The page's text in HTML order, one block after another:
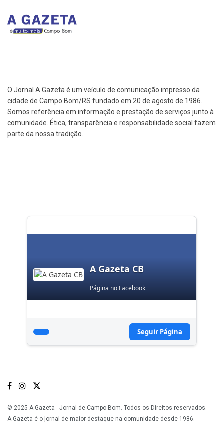
O Jornal A Gazeta é um veículo de comunicação impresso da
cidade de Campo Bom/RS fundado em 20 de agosto de 1986.
Somos referência em informação e prestação de serviços junto à
comunidade. Ética, transparência e responsabilidade social fazem
parte da nossa tradição.
A Gazeta CB
Página no Facebook
Seguir Página
© 2025 A Gazeta - Jornal de Campo Bom. Todos os Direitos reservados.
A Gazeta é o jornal de maior destaque na comunidade desde 1986.